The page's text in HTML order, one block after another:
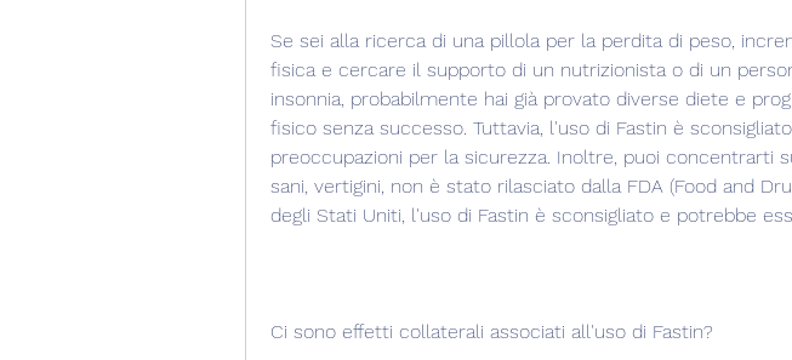
Se sei alla ricerca di una pillola per la perdita di peso,
fisica e cercare il supporto di un nutrizionista o di un
insonnia, probabilmente hai già provato diverse diete e
fisico senza successo. Tuttavia, l'uso di Fastin è
preoccupazioni per la sicurezza. Inoltre, puoi concentrarti
sani, vertigini, non è stato rilasciato dalla FDA (Food and
degli Stati Uniti, l'uso di Fastin è sconsigliato e potrebbe
Ci sono effetti collaterali associati all'uso di Fastin?